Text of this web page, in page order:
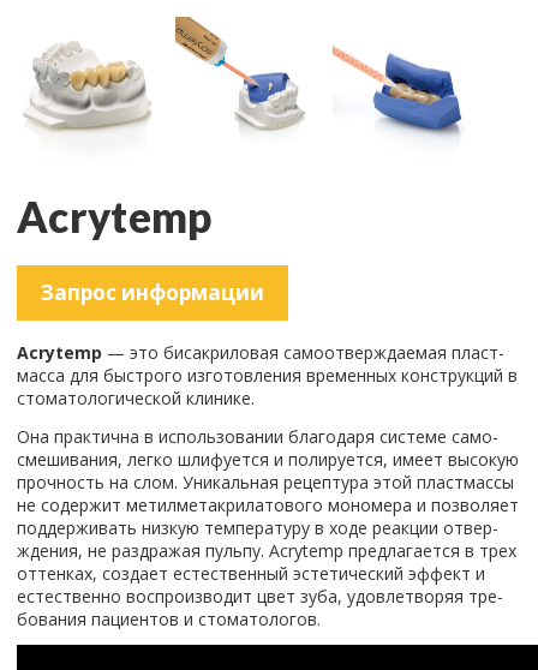
Acrytemp
За­прос ин­фор­ма­ции
Acrytemp — это би­са­кри­ло­вая са­мо­от­вер­жда­е­мая пласт­
мас­са для быст­ро­го из­го­тов­ле­ния вре­мен­ных кон­струк­ций в
сто­ма­то­ло­ги­че­ской кли­ни­ке.
Она прак­тич­на в ис­поль­зо­ва­нии бла­го­да­ря си­сте­ме са­мо­
сме­ши­ва­ния, легко шли­фу­ет­ся и по­ли­ру­ет­ся, имеет вы­со­кую
проч­ность на слом. Уни­каль­ная ре­цеп­ту­ра этой пласт­мас­сы
не со­дер­жит ме­тил­ме­та­кри­ла­то­во­го мо­но­ме­ра и поз­во­ля­ет
под­дер­жи­вать низ­кую тем­пе­ра­ту­ру в ходе ре­ак­ции от­вер­
жде­ния, не раз­дра­жая пуль­пу. Acrytemp пред­ла­га­ет­ся в трех
от­тен­ках, со­зда­ет есте­ствен­ный эс­те­ти­че­ский эф­фект и
есте­ствен­но вос­про­из­во­дит цвет зуба, удо­вле­тво­ряя тре­
бо­ва­ния па­ци­ен­тов и сто­ма­то­ло­гов.